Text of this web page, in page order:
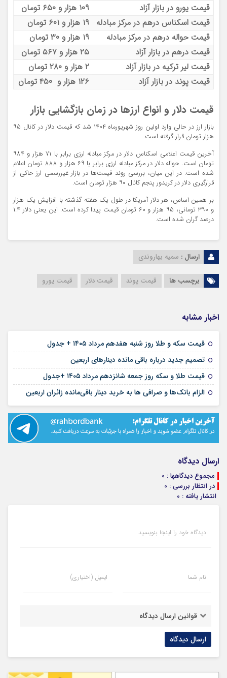
قیمت یورو در بازار آزاد
۱۰۹ هزار و ۶۵۰ تومان
قیمت اسکناس درهم در مرکز مبادله
۱۹ هزار و ۶۰۱ تومان
قیمت حواله درهم در مرکز مبادله
۱۹ هزار و ۳۰ تومان
قیمت درهم در بازار آزاد
۲۵ هزار و ۵۶۷ تومان
قیمت لیر ترکیه در بازار آزاد
۲ هزار و ۲۸۰ تومان
قیمت پوند در بازار آزاد
۱۲۶ هزار و ۴۵۰ تومان
قیمت دلار و انواع ارزها در زمان بازگشایی بازار
بازار ارز در حالی وارد اولین روز شهریورماه ۱۴۰۴ شد که قیمت دلار در کانال ۹۵
هزار تومان قرار گرفته است.
آخرین قیمت اعلامی اسکناس دلار در مرکز مبادله ارزی برابر با ۷۱ هزار و ۹۸۴
تومان است. حواله دلار در مرکز مبادله ارزی برابر با ۶۹ هزار و ۸۸۸ تومان اعلام
شده است. در این میان، بررسی روند قیمت‌ها در بازار غیررسمی ارز حاکی از
قرارگیری دلار در کریدور پنجم کانال ۹۰ هزار تومان است.
بر همین اساس، هر دلار آمریکا در طول یک هفته گذشته با افزایش یک هزار
و ۳۹۰ تومانی، ۹۵ هزار و ۶۰ تومان قیمت پیدا کرده است. این یعنی دلار ۱.۴
درصد گران شده است.
ارسال : سمیه بهاروندی
برچسب ها قیمت پوند قیمت دلار قیمت یورو
اخبار مشابه
قیمت سکه و طلا روز شنبه هفدهم مرداد ۱۴۰۵ + جدول
تصمیم جدید درباره باقی مانده دینارهای اربعین
قیمت طلا و سکه روز جمعه شانزدهم مرداد ۱۴۰۵ +جدول
الزام بانک‌ها و صرافی ها به خرید دینار باقی‌مانده زائران اربعین
ارسال دیدگاه
مجموع دیدگاهها : 0
در انتظار بررسی : 0
انتشار یافته : 0
دیدگاه خود را اینجا بنویسید
نام شما ایمیل (اختیاری)
قوانین ارسال دیدگاه